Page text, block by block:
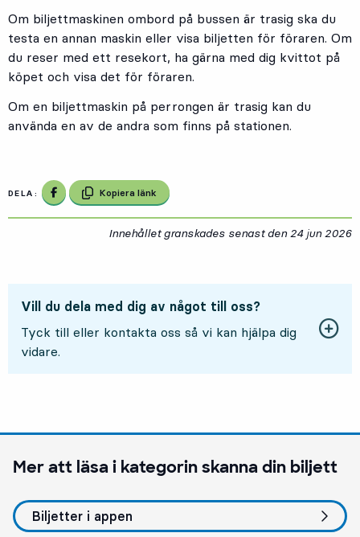
Om biljettmaskinen ombord på bussen är trasig ska du
testa en annan maskin eller visa biljetten för föraren. Om
du reser med ett resekort, ha gärna med dig kvittot på
köpet och visa det för föraren.
Om en biljettmaskin på perrongen är trasig kan du
använda en av de andra som finns på stationen.
DELA: Dela på Facebook
Kopiera länk
Innehållet granskades senast den 24 jun 2026
Vill du dela med dig av något till oss?
Tyck till eller kontakta oss så vi kan hjälpa dig
vidare.
Mer att läsa i kategorinskanna din biljett
Biljetter i appen